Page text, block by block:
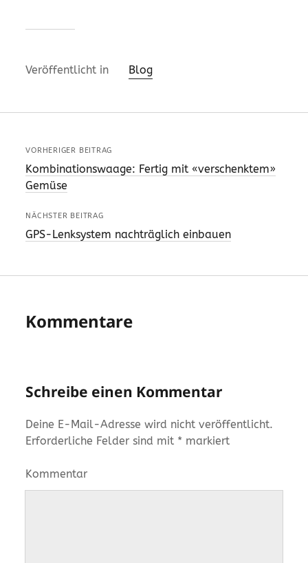
Veröffentlicht in Blog
VORHERIGER BEITRAG
Kombinationswaage: Fertig mit «verschenktem»
Gemüse
NÄCHSTER BEITRAG
GPS-Lenksystem nachträglich einbauen
Kommentare
Schreibe einen Kommentar
Deine E-Mail-Adresse wird nicht veröffentlicht.
Erforderliche Felder sind mit * markiert
Kommentar